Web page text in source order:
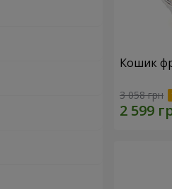
Кошик
3 058 грн